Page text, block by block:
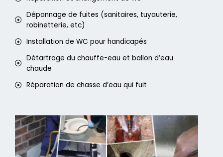
Dépannage de fuites (sanitaires, tuyauterie,
robinetterie, etc)
Installation de WC pour handicapés
Détartrage du chauffe-eau et ballon d’eau
chaude
Réparation de chasse d’eau qui fuit